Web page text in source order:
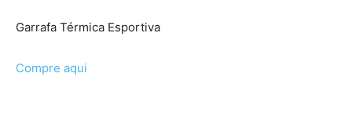
Garrafa Térmica Esportiva
Compre aqui